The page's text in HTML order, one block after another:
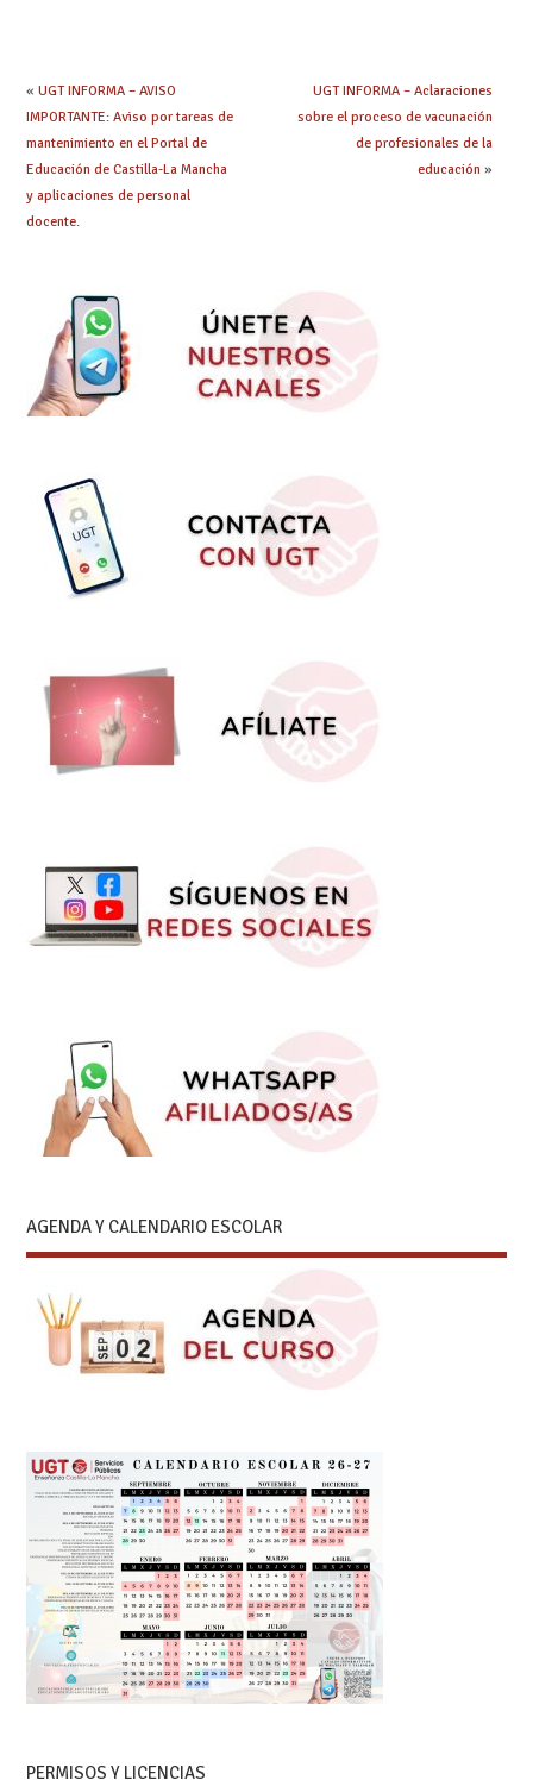
« UGT INFORMA – AVISO
IMPORTANTE: Aviso por tareas de
mantenimiento en el Portal de
Educación de Castilla-La Mancha
y aplicaciones de personal
docente.
UGT INFORMA – Aclaraciones
sobre el proceso de vacunación
de profesionales de la
educación »
AGENDA Y CALENDARIO ESCOLAR
PERMISOS Y LICENCIAS